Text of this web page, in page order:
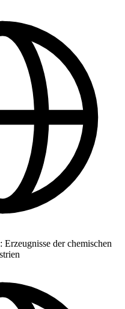
der chemischen